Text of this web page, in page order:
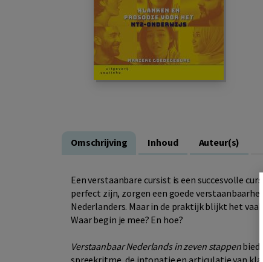
Omschrijving Inhoud Auteur(s)
Een verstaanbare cursist is een succesvolle
perfect zijn, zorgen een goede
Nederlanders. Maar in de praktijk blijkt het
Waar begin je mee? En hoe?
Verstaanbaar Nederlands in zeven stappen